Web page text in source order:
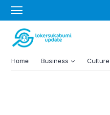
Home Business Culture